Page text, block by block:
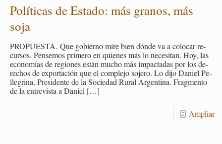
Po­lí­ti­cas de Es­ta­do: más gra­nos, más
soja
PRO­PUES­TA. Que go­bierno mire bien dónde va a co­lo­car re­
cur­sos. Pen­se­mos pri­me­ro en quie­nes más lo ne­ce­si­tan. Hoy, las
eco­no­mías de re­gio­nes están mucho más im­pac­ta­das por los de­
re­chos de ex­por­ta­ción que el com­ple­jo so­je­ro. Lo dijo Da­niel Pe­
lle­gri­na, Pre­si­den­te de la So­cie­dad Rural Ar­gen­ti­na. Frag­men­to
de la en­tre­vis­ta a Da­niel […]
Am­pliar